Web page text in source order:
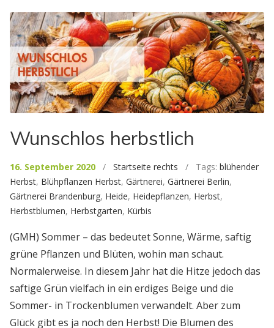
Wunschlos herbstlich
16. September 2020 / Startseite rechts / Tags: blühender
Herbst, Blühpflanzen Herbst, Gärtnerei, Gärtnerei Berlin,
Gärtnerei Brandenburg, Heide, Heidepflanzen, Herbst,
Herbstblumen, Herbstgarten, Kürbis
(GMH) Sommer – das bedeutet Sonne, Wärme, saftig
grüne Pflanzen und Blüten, wohin man schaut.
Normalerweise. In diesem Jahr hat die Hitze jedoch das
saftige Grün vielfach in ein erdiges Beige und die
Sommer- in Trockenblumen verwandelt. Aber zum
Glück gibt es ja noch den Herbst! Die Blumen des